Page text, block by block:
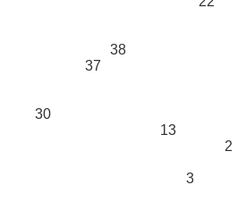
38
37
30
13
2
3